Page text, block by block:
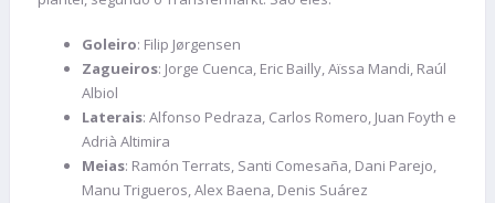
Goleiro: Filip Jørgensen
Zagueiros: Jorge Cuenca, Eric Bailly, Aïssa Mandi, Raúl
Albiol
Laterais: Alfonso Pedraza, Carlos Romero, Juan Foyth e
Adrià Altimira
Meias: Ramón Terrats, Santi Comesaña, Dani Parejo,
Manu Trigueros, Alex Baena, Denis Suárez